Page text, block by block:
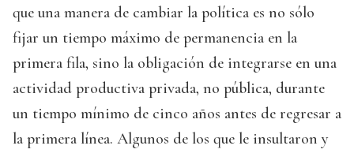
que una manera de cambiar la política es no sólo
fijar un tiempo máximo de permanencia en la
primera fila, sino la obligación de integrarse en una
actividad productiva privada, no pública, durante
un tiempo mínimo de cinco años antes de regresar a
la primera línea. Algunos de los que le insultaron y